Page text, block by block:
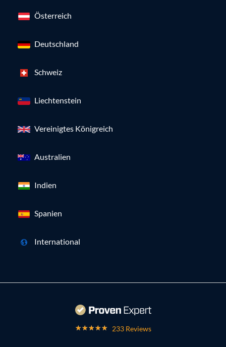
Österreich
Deutschland
Schweiz
Liechtenstein
Vereinigtes Königreich
Australien
Indien
Spanien
International
233 Reviews